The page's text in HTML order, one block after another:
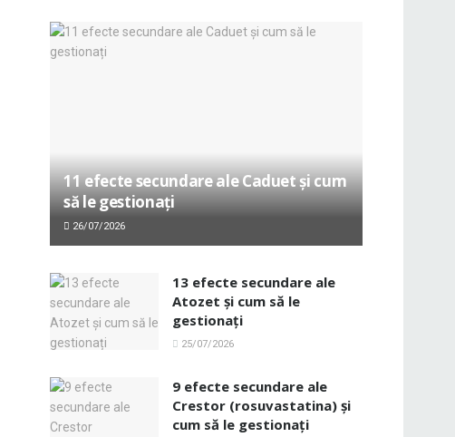
11 efecte secundare ale Caduet și cum
să le gestionați
26/07/2026
13 efecte secundare ale
Atozet și cum să le
gestionați
25/07/2026
9 efecte secundare ale
Crestor (rosuvastatina) și
cum să le gestionați